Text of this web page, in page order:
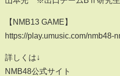
【NMB13 GAME】
https://play.umusic.com/nmb48-
詳しくは↓
NMB48公式サイト